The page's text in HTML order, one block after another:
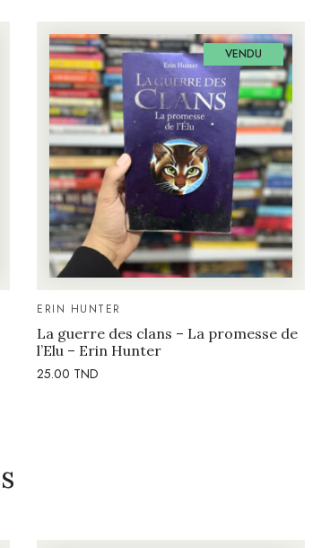
VENDU
ERIN HUNTER
La guerre des clans – La promesse de
l’Elu – Erin Hunter
25.00 TND